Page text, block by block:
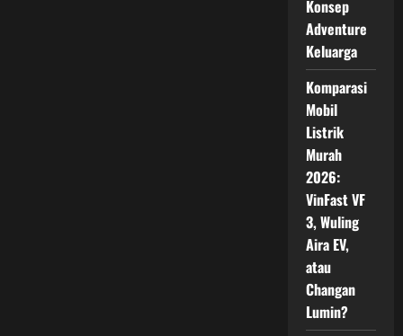
Konsep
Adventure
Keluarga
Komparasi
Mobil
Listrik
Murah
2026:
VinFast VF
3, Wuling
Aira EV,
atau
Changan
Lumin?